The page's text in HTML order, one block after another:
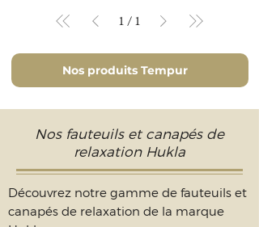
1/1
Nos produits Tempur
Nos fauteuils et canapés de
relaxation Hukla
Découvrez notre gamme de fauteuils et
canapés de relaxation de la marque